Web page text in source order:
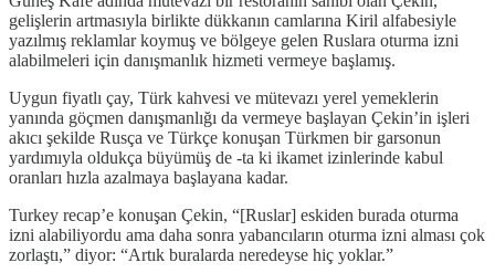
gelişlerin artmasıyla birlikte dükkanın camlarına Kiril alfabesiyle
yazılmış reklamlar koymuş ve bölgeye gelen Ruslara oturma izni
alabilmeleri için danışmanlık hizmeti vermeye başlamış.
Uygun fiyatlı çay, Türk kahvesi ve mütevazı yerel yemeklerin
yanında göçmen danışmanlığı da vermeye başlayan Çekin’in işleri
akıcı şekilde Rusça ve Türkçe konuşan Türkmen bir garsonun
yardımıyla oldukça büyümüş de -ta ki ikamet izinlerinde kabul
oranları hızla azalmaya başlayana kadar.
Turkey recap’e konuşan Çekin, “[Ruslar] eskiden burada oturma
izni alabiliyordu ama daha sonra yabancıların oturma izni alması çok
zorlaştı,” diyor: “Artık buralarda neredeyse hiç yoklar.”